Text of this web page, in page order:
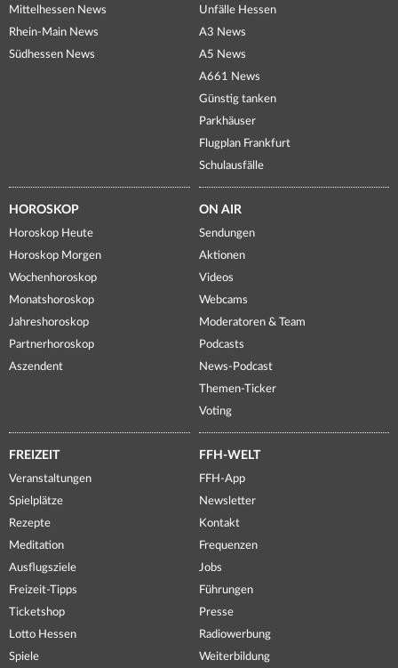
Mittelhessen News
Rhein-Main News
Südhessen News
Unfälle Hessen
A3 News
A5 News
A661 News
Günstig tanken
Parkhäuser
Flugplan Frankfurt
Schulausfälle
HOROSKOP
Horoskop Heute
Horoskop Morgen
Wochenhoroskop
Monatshoroskop
Jahreshoroskop
Partnerhoroskop
Aszendent
ON AIR
Sendungen
Aktionen
Videos
Webcams
Moderatoren & Team
Podcasts
News-Podcast
Themen-Ticker
Voting
FREIZEIT
Veranstaltungen
Spielplätze
Rezepte
Meditation
Ausflugsziele
Freizeit-Tipps
Ticketshop
Lotto Hessen
Spiele
FFH-WELT
FFH-App
Newsletter
Kontakt
Frequenzen
Jobs
Führungen
Presse
Radiowerbung
Weiterbildung